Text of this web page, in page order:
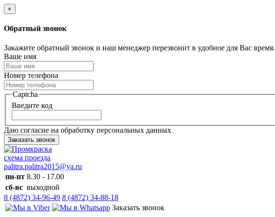
×
Обратный звонок
Закажите обратный звонок и наш менеджер перезвонит в удобное для Вас время.
Ваше имя
Номер телефона
Captcha
Введите код
Даю согласие на обработку персональных данных
Заказать звонок
схема проезда
palitra.palitra2015@ya.ru
пн-пт 8.30 - 17.00
сб-вс выходной
8 (4872) 34-96-49 8 (4872) 34-88-18
Заказать звонок